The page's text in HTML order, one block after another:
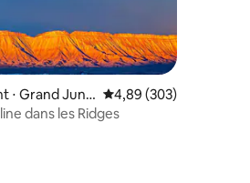
de 945 commentaires : 4,97 sur 5
⋅ Grand Junc
Évaluation moyenne
4,89 (303)
dans les Ridges